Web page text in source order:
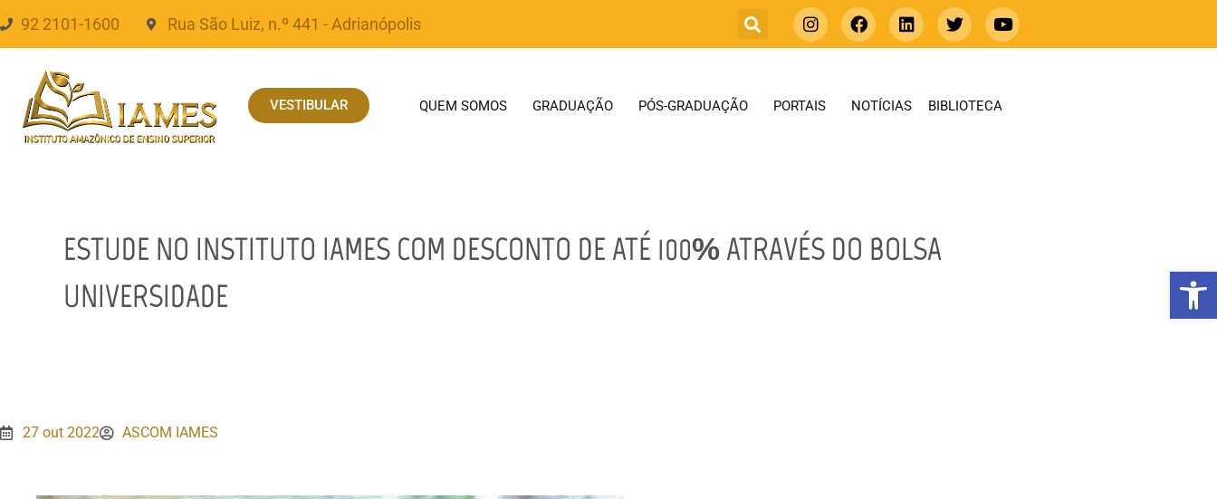
Abrir
92 2101-1600 Rua São Luiz, n.º 441 - Adrianópolis
VESTIBULAR QUEM SOMOS GRADUAÇÃO PÓS-GRADUAÇÃO PORTAIS NOTÍCIAS BIBLIOTECA
ESTUDE NO INSTITUTO IAMES COM DESCONTO DE ATÉ 100% ATRAVÉS DO BOLSA
UNIVERSIDADE
27 out 2022 ASCOM IAMES